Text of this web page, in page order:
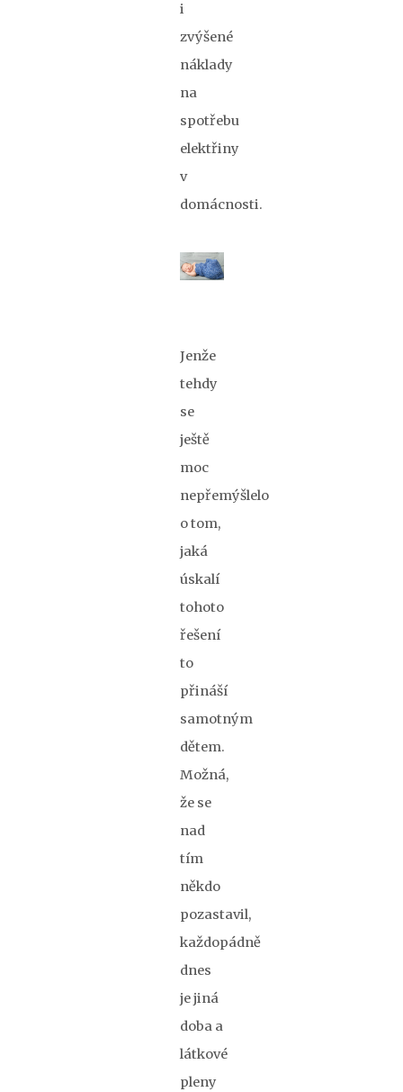
i
zvýšené
náklady
na
spotřebu
elektřiny
v
domácnosti.
Jenže
tehdy
se
ještě
moc
nepřemýšlelo
o tom,
jaká
úskalí
tohoto
řešení
to
přináší
samotným
dětem.
Možná,
že se
nad
tím
někdo
pozastavil,
každopádně
dnes
je jiná
doba a
látkové
pleny